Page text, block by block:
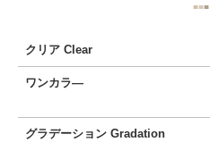
WEDDING
RECRUIT
■■■
クリア Clear
ワンカラ―
グラデーション Gradation